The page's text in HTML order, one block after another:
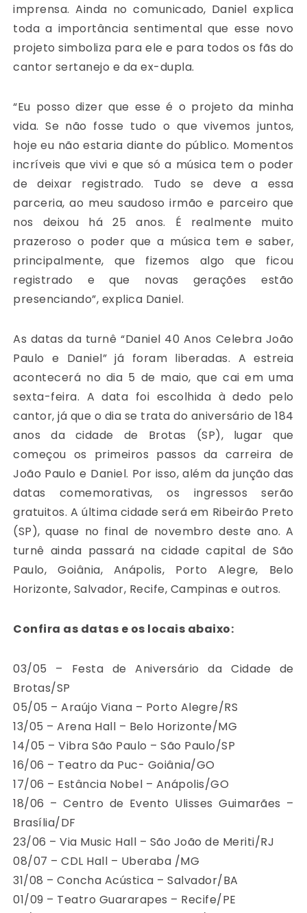
imprensa. Ainda no comunicado, Daniel explica
toda a importância sentimental que esse novo
projeto simboliza para ele e para todos os fãs do
cantor sertanejo e da ex-dupla.
“Eu posso dizer que esse é o projeto da minha
vida. Se não fosse tudo o que vivemos juntos,
hoje eu não estaria diante do público. Momentos
incríveis que vivi e que só a música tem o poder
de deixar registrado. Tudo se deve a essa
parceria, ao meu saudoso irmão e parceiro que
nos deixou há 25 anos. É realmente muito
prazeroso o poder que a música tem e saber,
principalmente, que fizemos algo que ficou
registrado e que novas gerações estão
presenciando”, explica Daniel.
As datas da turnê “Daniel 40 Anos Celebra João
Paulo e Daniel” já foram liberadas. A estreia
acontecerá no dia 5 de maio, que cai em uma
sexta-feira. A data foi escolhida à dedo pelo
cantor, já que o dia se trata do aniversário de 184
anos da cidade de Brotas (SP), lugar que
começou os primeiros passos da carreira de
João Paulo e Daniel. Por isso, além da junção das
datas comemorativas, os ingressos serão
gratuitos. A última cidade será em Ribeirão Preto
(SP), quase no final de novembro deste ano. A
turnê ainda passará na cidade capital de São
Paulo, Goiânia, Anápolis, Porto Alegre, Belo
Horizonte, Salvador, Recife, Campinas e outros.
Confira as datas e os locais abaixo:
03/05 – Festa de Aniversário da Cidade de
Brotas/SP
05/05 – Araújo Viana – Porto Alegre/RS
13/05 – Arena Hall – Belo Horizonte/MG
14/05 – Vibra São Paulo – São Paulo/SP
16/06 – Teatro da Puc- Goiânia/GO
17/06 – Estância Nobel – Anápolis/GO
18/06 – Centro de Evento Ulisses Guimarães –
Brasília/DF
23/06 – Via Music Hall – São João de Meriti/RJ
08/07 – CDL Hall – Uberaba /MG
31/08 – Concha Acústica – Salvador/BA
01/09 – Teatro Guararapes – Recife/PE